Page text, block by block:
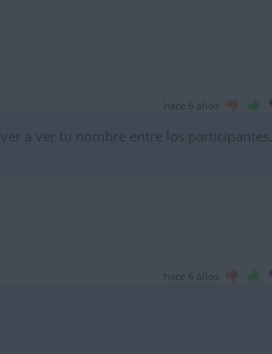
hace 6 años
a ver tu nombre entre los participantes.
hace 6 años